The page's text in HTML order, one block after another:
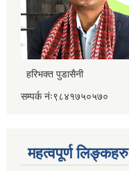
हरिभक्त पुडासैनी
सम्पर्क नंः९८४१७५०५७०
महत्वपूर्ण लिङ्कहरु